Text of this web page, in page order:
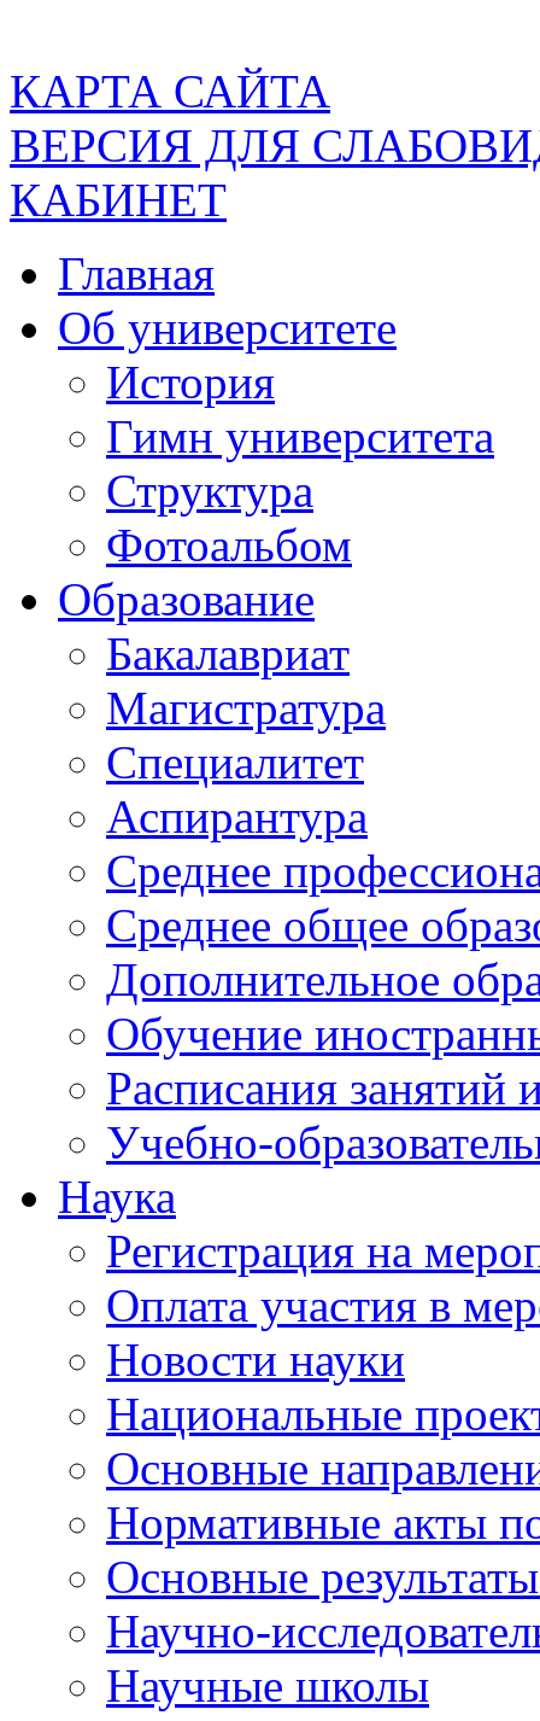
КАРТА САЙТА
ВЕРСИЯ ДЛЯ
КАБИНЕТ
Главная
Об университете
История
Гимн университета
Структура
Фотоальбом
Образование
Бакалавриат
Магистратура
Специалитет
Аспирантура
Среднее
Среднее общее
Дополнительное
Обучение
Расписания занятий
Учебно-
Наука
Регистрация на
Оплата участия в
Новости науки
Национальные
Основные
Нормативные акты
Основные
Научно-
Научные школы